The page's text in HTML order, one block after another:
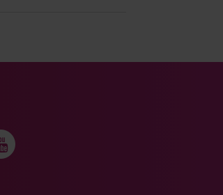
facebook
på instagram
oss på youtube